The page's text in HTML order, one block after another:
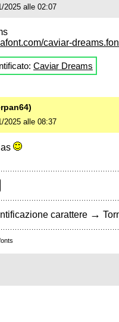
2025 alle 02:07
caviar-
Caviar Dreams
2025 alle 08:37
carattere →